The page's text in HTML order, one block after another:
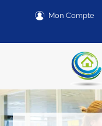
Mon Compte